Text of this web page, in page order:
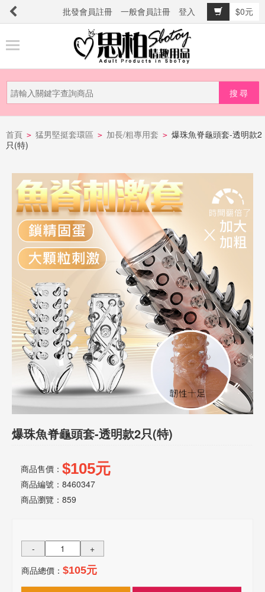
批發會員註冊 一般會員註冊 登入
$0元
品
新
品
上
提
防
詐
電
簡
訊
說
明
首頁 > 猛男堅挺套環區 > 加長/粗專用套 > 爆珠魚脊龜頭套-透明款2
只(特)
爆珠魚脊龜頭套-透明款2只(特)
商品售價： $105元
商品編號：8460347
商品瀏覽： 859
-
+
商品總價： $105元